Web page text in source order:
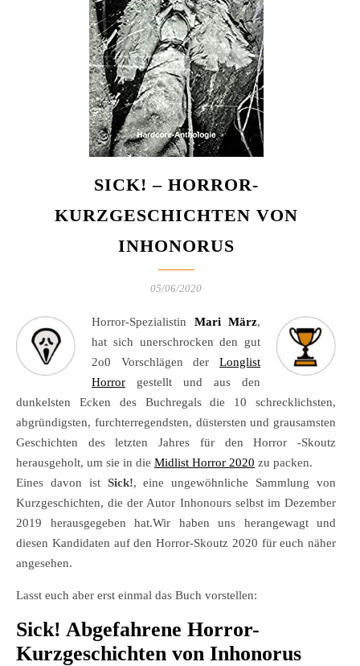
SICK! – HORROR-
KURZGESCHICHTEN VON
INHONORUS
05/06/2020
Horror-Spezialistin Mari März,
hat sich unerschrocken den gut
2o0 Vorschlägen der Longlist
Horror gestellt und aus den
dunkelsten Ecken des Buchregals die 10 schrecklichsten,
abgründigsten, furchterregendsten, düstersten und grausamsten
Geschichten des letzten Jahres für den Horror -Skoutz
herausgeholt, um sie in die Midlist Horror 2020 zu packen.
Eines davon ist Sick!, eine ungewöhnliche Sammlung von
Kurzgeschichten, die der Autor Inhonours selbst im Dezember
2019 herausgegeben hat.Wir haben uns herangewagt und
diesen Kandidaten auf den Horror-Skoutz 2020 für euch näher
angesehen.
Lasst euch aber erst einmal das Buch vorstellen:
Sick! Abgefahrene Horror-
Kurzgeschichten von Inhonorus